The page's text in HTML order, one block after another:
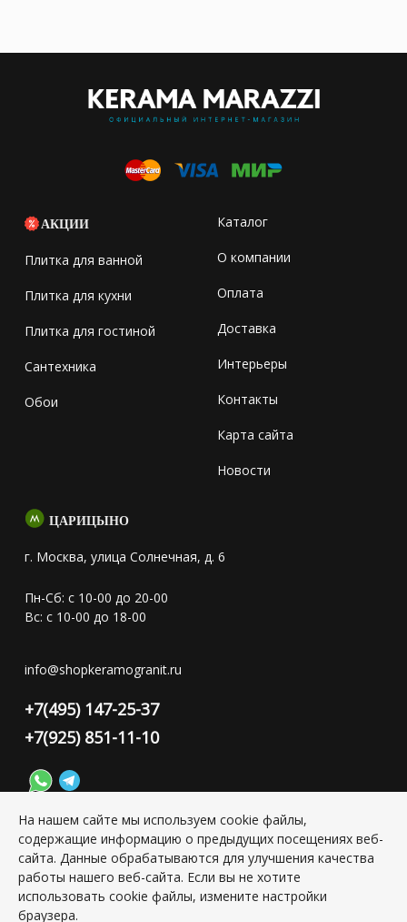
АКЦИИ
Плитка для ванной
Плитка для кухни
Плитка для гостиной
Сантехника
Обои
Каталог
О компании
Оплата
Доставка
Интерьеры
Контакты
Карта сайта
Новости
ЦАРИЦЫНО
г. Москва, улица Солнечная, д. 6
Пн-Сб: с 10-00 до 20-00
Вс: с 10-00 до 18-00
info@shopkeramogranit.ru
+7(495) 147-25-37
+7(925) 851-11-10
Конфиденциальность персональной информации
Copyright © 2026 ИП Григорьян Юлия Сергеевна, ИНН:
501703338416
На нашем сайте мы используем cookie файлы,
содержащие информацию о предыдущих посещениях веб-
сайта. Данные обрабатываются для улучшения качества
работы нашего веб-сайта. Если вы не хотите
использовать cookie файлы, измените настройки
браузера.